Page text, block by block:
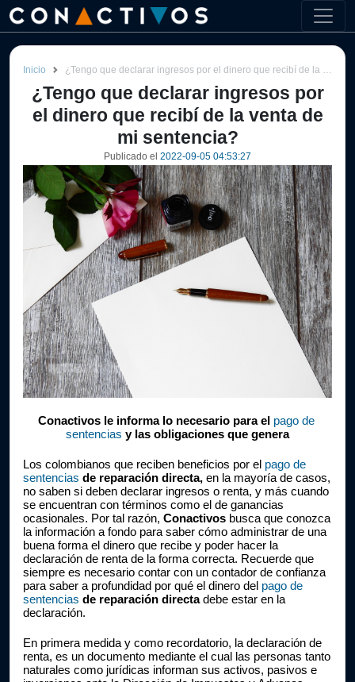
Inicio ¿Tengo que declarar ingresos por el dinero que recibí de la venta de mi sentencia?
¿Tengo que declarar ingresos por
el dinero que recibí de la venta de
mi sentencia?
Publicado el 2022-09-05 04:53:27
Conactivos le informa lo necesario para el pago de
sentencias y las obligaciones que genera
Los colombianos que reciben beneficios por el pago de
sentencias de reparación directa, en la mayoría de casos,
no saben si deben declarar ingresos o renta, y más cuando
se encuentran con términos como el de ganancias
ocasionales. Por tal razón, Conactivos busca que conozca
la información a fondo para saber cómo administrar de una
buena forma el dinero que recibe y poder hacer la
declaración de renta de la forma correcta. Recuerde que
siempre es necesario contar con un contador de confianza
para saber a profundidad por qué el dinero del pago de
sentencias de reparación directa debe estar en la
declaración.
En primera medida y como recordatorio, la declaración de
renta, es un documento mediante el cual las personas tanto
naturales como jurídicas informan sus activos, pasivos e